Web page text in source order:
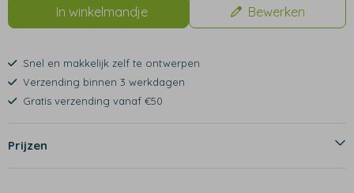
In winkelmandje Bewerken
Snel en makkelijk zelf te ontwerpen
Verzending binnen 3 werkdagen
Gratis verzending vanaf €50
Prijzen